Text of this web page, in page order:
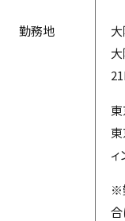
勤務地
大
東
※
合